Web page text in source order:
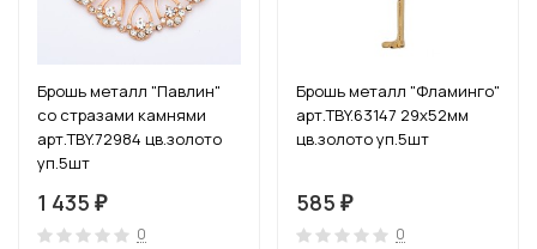
Брошь металл "Павлин"
со стразами камнями
арт.TBY.72984 цв.золото
уп.5шт
1 435 ₽
0
Брошь металл "Фламинго"
арт.TBY.63147 29х52мм
цв.золото уп.5шт
585 ₽
0